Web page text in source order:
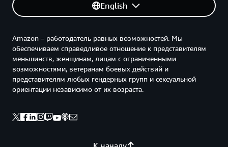
English
Amazon – работодатель равных возможностей. Мы
обеспечиваем справедливое отношение к представителям
меньшинств, женщинам, лицам с ограниченными
возможностями, ветеранам боевых действий и
представителям любых гендерных групп и сексуальной
ориентации независимо от их возраста.